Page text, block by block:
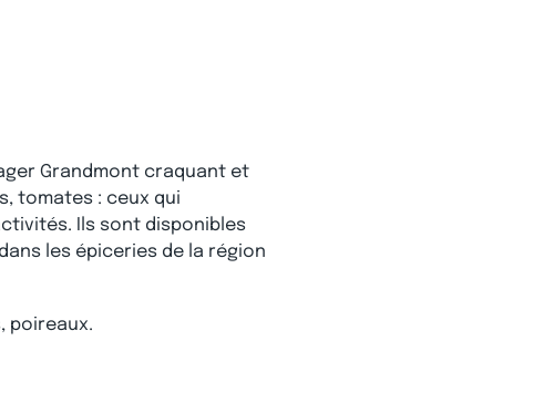
Grandmont craquant et
tomates : ceux qui
Ils sont disponibles
les épiceries de la région
poireaux.